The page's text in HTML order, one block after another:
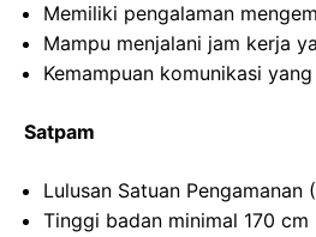
Memiliki pengalaman
Mampu menjalani jam kerja
Kemampuan komunikasi
Satpam
Lulusan Satuan Pengamanan
Tinggi badan minimal 170